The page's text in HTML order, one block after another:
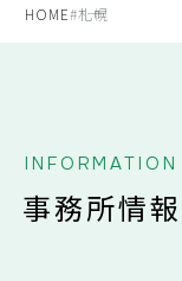
HOME#札幌
INFORMATION
事務所情報